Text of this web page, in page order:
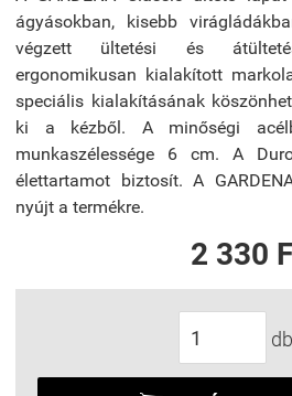
ágyásokban, kisebb
végzett ültetési és
ergonomikusan kialakított
speciális kialakításának
ki a kézből. A minőségi
munkaszélessége 6 cm. A
élettartamot biztosít. A
nyújt a termékre.
2 330
db